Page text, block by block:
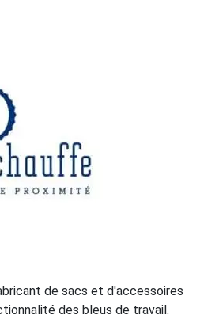
de sacs et d'accessoires
des bleus de travail.